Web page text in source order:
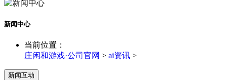
新闻中心
当前位置：
庄闲和游戏·公司官网 > ai资讯 >
新闻互动